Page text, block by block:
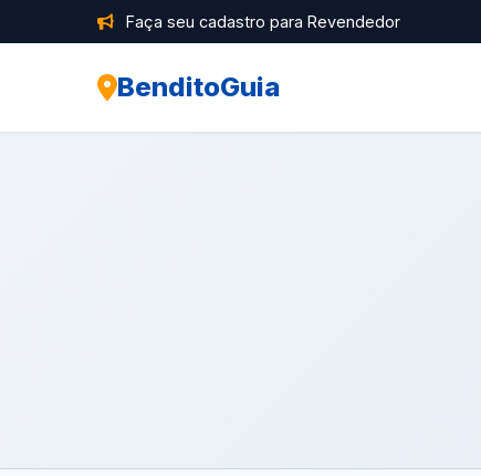
Faça seu cadastro para Revendedor
BenditoGuia